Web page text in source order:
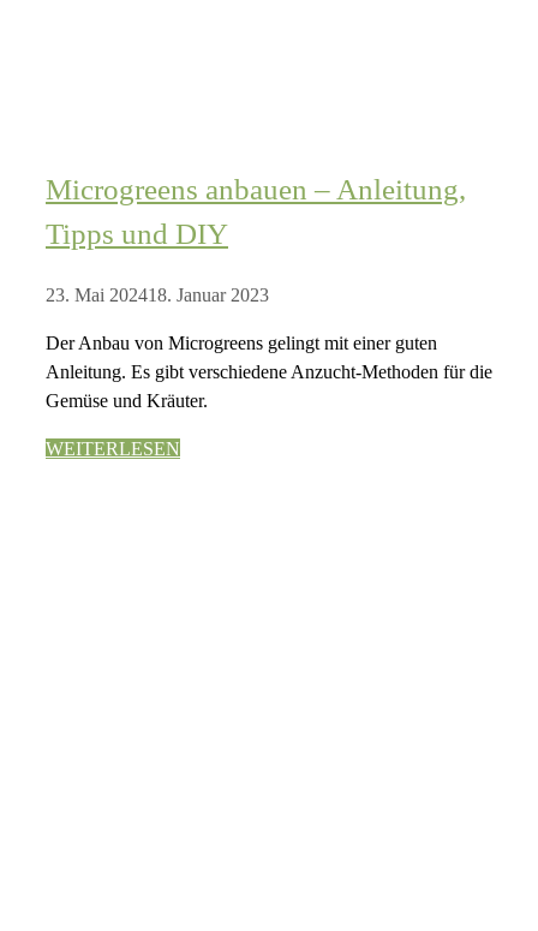
Microgreens anbauen – Anleitung,
Tipps und DIY
23. Mai 202418. Januar 2023
Der Anbau von Microgreens gelingt mit einer guten
Anleitung. Es gibt verschiedene Anzucht-Methoden für die
Gemüse und Kräuter.
WEITERLESEN